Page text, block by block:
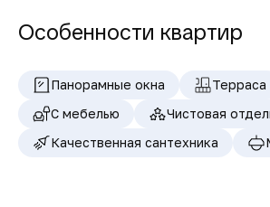
Особенности квартир
Панорамные окна
Терраса
С мебелью
Чистовая
Качественная сантехника